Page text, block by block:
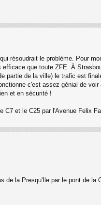
résoudrait le problème. Pour
que toute ZFE. À
partie de la ville) le trafic est
c'est assez génial de
et en sécurité !
et le C25 par l'Avenue Felix
la Presqu'Ile par le pont de la